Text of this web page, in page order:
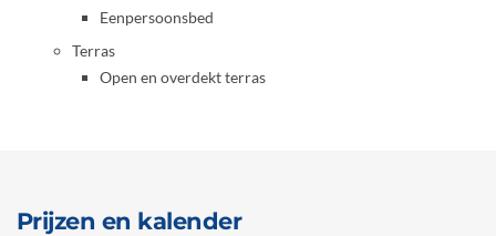
Eenpersoonsbed
Terras
Open en overdekt terras
Prijzen en kalender